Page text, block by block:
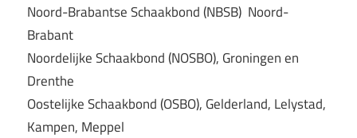
Noord-Brabantse Schaakbond (NBSB) Noord-
Brabant
Noordelijke Schaakbond (NOSBO), Groningen en
Drenthe
Oostelijke Schaakbond (OSBO), Gelderland, Lelystad,
Kampen, Meppel